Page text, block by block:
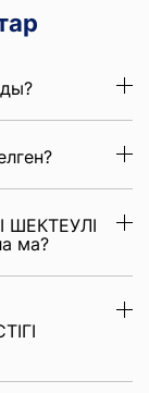
ШЕКТЕУЛІ
ма?